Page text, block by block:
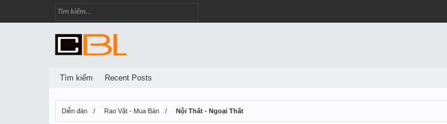
Diễn đàn Rao Vặt - Mua Bán Nội Thất - Ngoại Thất
Tìm kiếm Recent Posts